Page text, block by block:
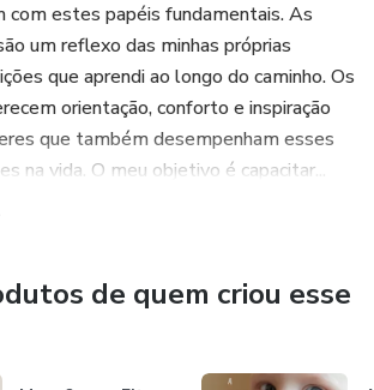
com estes papéis fundamentais. As
um reflexo das minhas próprias
que aprendi ao longo do caminho. Os
orientação, conforto e inspiração
que também desempenham esses
na vida. O meu objetivo é capacitar...
de quem criou esse